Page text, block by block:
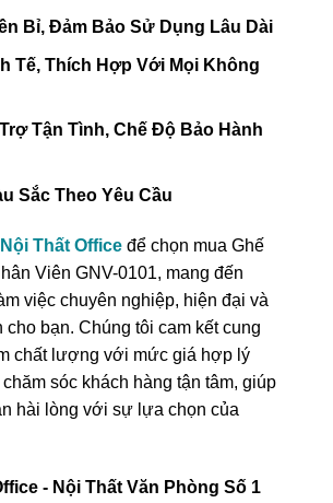
Bỉ, Đảm Bảo Sử Dụng Lâu Dài
Tế, Thích Hợp Với Mọi Không
Tận Tình, Chế Độ Bảo Hành
Sắc Theo Yêu Cầu
Nội Thất Officeđể chọn mua Ghế
Viên GNV-0101, mang đến
việc chuyên nghiệp, hiện đại và
bạn. Chúng tôi cam kết cung
chất lượng với mức giá hợp lý
sóc khách hàng tận tâm, giúp
hài lòng với sự lựa chọn của
- Nội Thất Văn Phòng Số 1